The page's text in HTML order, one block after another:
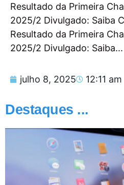
Resultado da Primeira
2025/2 Divulgado: Saiba
Resultado da Primeira
2025/2 Divulgado: Saiba...
julho 8, 2025 12:11 am
Destaques ...